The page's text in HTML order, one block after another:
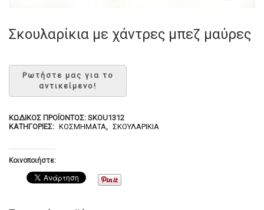
Σκουλαρίκια με χάντρες μπεζ μαύρες
ΚΩΔΙΚΌΣ ΠΡΟΪΌΝΤΟΣ: SKOU1312
ΚΑΤΗΓΟΡΊΕΣ: ΚΟΣΜΉΜΑΤΑ, ΣΚΟΥΛΑΡΊΚΙΑ
Κοινοποιήστε: